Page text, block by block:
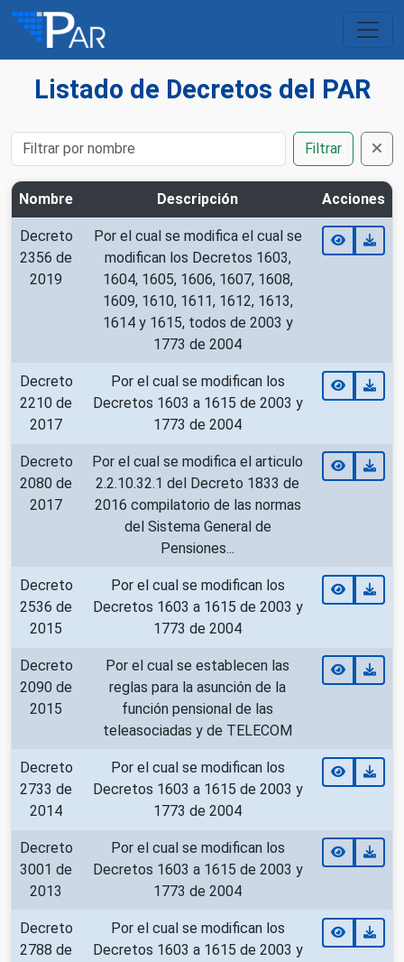
Listado de Decretos del PAR
Filtrar
Nombre Descripción Acciones
Decreto
2356 de
2019
Por el cual se modifica el cual se
modifican los Decretos 1603,
1604, 1605, 1606, 1607, 1608,
1609, 1610, 1611, 1612, 1613,
1614 y 1615, todos de 2003 y
1773 de 2004
Decreto
2210 de
2017
Por el cual se modifican los
Decretos 1603 a 1615 de 2003 y
1773 de 2004
Decreto
2080 de
2017
Por el cual se modifica el articulo
2.2.10.32.1 del Decreto 1833 de
2016 compilatorio de las normas
del Sistema General de
Pensiones...
Decreto
2536 de
2015
Por el cual se modifican los
Decretos 1603 a 1615 de 2003 y
1773 de 2004
Decreto
2090 de
2015
Por el cual se establecen las
reglas para la asunción de la
función pensional de las
teleasociadas y de TELECOM
Decreto
2733 de
2014
Por el cual se modifican los
Decretos 1603 a 1615 de 2003 y
1773 de 2004
Decreto
3001 de
2013
Por el cual se modifican los
Decretos 1603 a 1615 de 2003 y
1773 de 2004
Decreto
2788 de
Por el cual se modifican los
Decretos 1603 a 1615 de 2003 y